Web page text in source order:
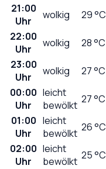
21:00
Uhr
wolkig 29°C
22:00
Uhr
wolkig 28°C
23:00
Uhr
wolkig 27°C
00:00
Uhr
leicht
bewölkt 27°C
01:00
Uhr
leicht
bewölkt 26°C
02:00
Uhr
leicht
bewölkt 25°C